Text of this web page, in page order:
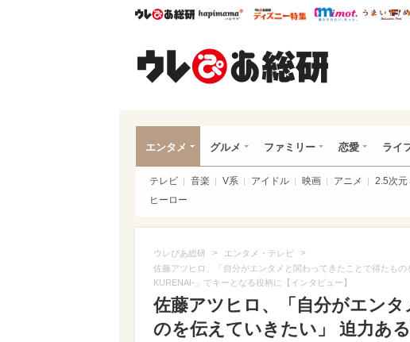
ウレぴあ総研ハピママ* ウレぴあ総研 デ
mimot.
エンタメ グルメ ファミリー 恋愛 ライ
テレビ 音楽 V系 アイドル 映画 アニメ 2.5次元
ヒーロー
ウレぴあ総研 > エンタメ・テレビ >
佐藤アツヒロ、「自分がエンタメと関わってきたことで得たも
KURENAI‐」でキーとなる役柄に【インタビュー】
佐藤アツヒロ、「自分がエン
のを伝えていきたい」 迫力あ